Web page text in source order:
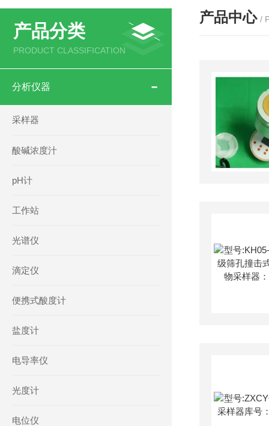
产品分类
PRODUCT CLASSIFICATION
分析仪器
采样器
酸碱浓度汁
pH计
工作站
光谱仪
滴定仪
便携式酸度计
盐度计
电导率仪
光度计
电位仪
产品中心 /